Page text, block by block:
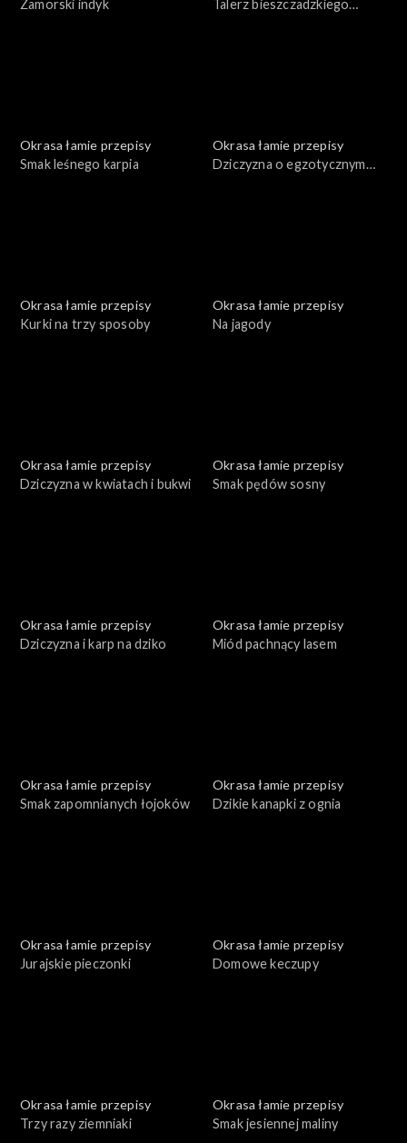
Zamorski indyk
Talerz bieszczadzkiego
Okrasa łamie przepisy
Smak leśnego karpia
Okrasa łamie przepisy
Dziczyzna o egzotycznym
Okrasa łamie przepisy
Kurki na trzy sposoby
Okrasa łamie przepisy
Na jagody
Okrasa łamie przepisy
Dziczyzna w kwiatach i bukwi
Okrasa łamie przepisy
Smak pędów sosny
Okrasa łamie przepisy
Dziczyzna i karp na dziko
Okrasa łamie przepisy
Miód pachnący lasem
Okrasa łamie przepisy
Smak zapomnianych łojoków
Okrasa łamie przepisy
Dzikie kanapki z ognia
Okrasa łamie przepisy
Jurajskie pieczonki
Okrasa łamie przepisy
Domowe keczupy
Okrasa łamie przepisy
Trzy razy ziemniaki
Okrasa łamie przepisy
Smak jesiennej maliny